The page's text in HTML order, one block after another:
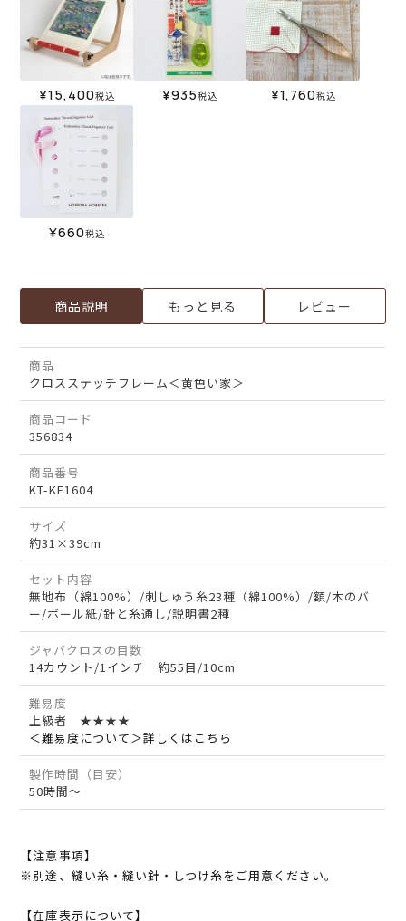
¥15,400税込 ¥935税込 ¥1,760税込
¥660税込
商品説明 もっと見る レビュー
商品
クロスステッチフレーム＜黄色い家＞
商品コード
356834
商品番号
KT-KF1604
サイズ
約31×39cm
セット内容
無地布（綿100%）/刺しゅう糸23種（綿100%）/額/木のバ
ー/ボール紙/針と糸通し/説明書2種
ジャバクロスの目数
14カウント/1インチ 約55目/10cm
難易度
上級者 ★★★★
＜難易度について＞詳しくはこちら
製作時間（目安）
50時間～
【注意事項】
※別途、縫い糸・縫い針・しつけ糸をご用意ください。
【在庫表示について】